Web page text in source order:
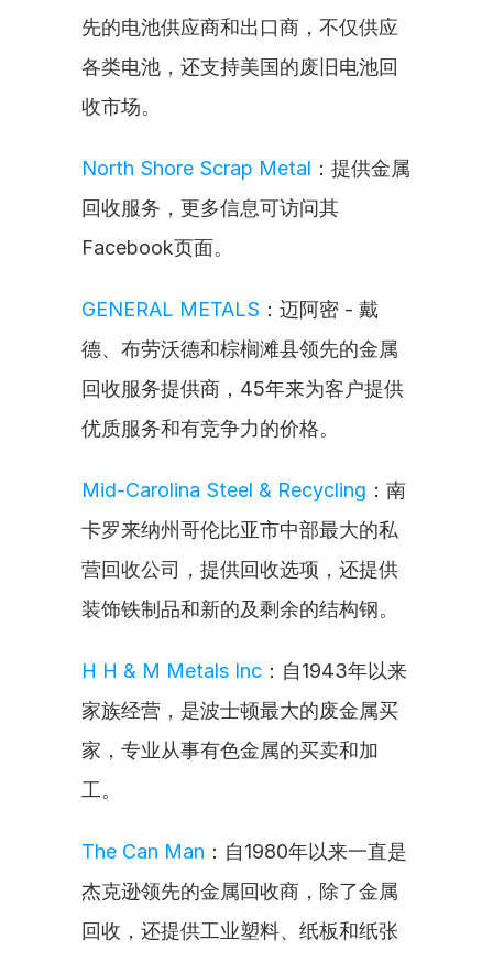
先的电池供应商和出口商，不仅供应
各类电池，还支持美国的废旧电池回
收市场。
North Shore Scrap Metal ：提供金属
回收服务，更多信息可访问其
Facebook页面。
GENERAL METALS ：迈阿密 - 戴
德、布劳沃德和棕榈滩县领先的金属
回收服务提供商，45年来为客户提供
优质服务和有竞争力的价格。
Mid-Carolina Steel & Recycling ：南
卡罗来纳州哥伦比亚市中部最大的私
营回收公司，提供回收选项，还提供
装饰铁制品和新的及剩余的结构钢。
H H & M Metals Inc ：自1943年以来
家族经营，是波士顿最大的废金属买
家，专业从事有色金属的买卖和加
工。
The Can Man ：自1980年以来一直是
杰克逊领先的金属回收商，除了金属
回收，还提供工业塑料、纸板和纸张